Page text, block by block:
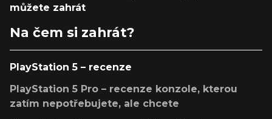
můžete zahrát
Na čem si zahrát?
PlayStation 5 – recenze
PlayStation 5 Pro – recenze konzole, kterou
zatím nepotřebujete, ale chcete